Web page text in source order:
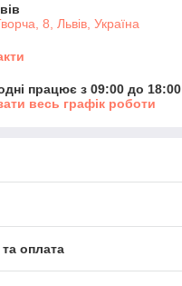
8, Львів, Україна
працює з 09:00 до 18:00
весь графік роботи
оплата